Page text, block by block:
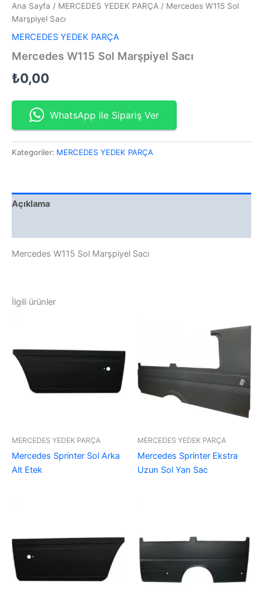
Ana Sayfa / MERCEDES YEDEK PARÇA / Mercedes W115 Sol
Marşpiyel Sacı
MERCEDES YEDEK PARÇA
Mercedes W115 Sol Marşpiyel Sacı
₺0,00
WhatsApp ile Sipariş Ver
Kategoriler: MERCEDES YEDEK PARÇA
Açıklama
Mercedes W115 Sol Marşpiyel Sacı
İlgili ürünler
MERCEDES YEDEK PARÇA
Mercedes Sprinter Sol Arka
Alt Etek
MERCEDES YEDEK PARÇA
Mercedes Sprinter Ekstra
Uzun Sol Yan Sac